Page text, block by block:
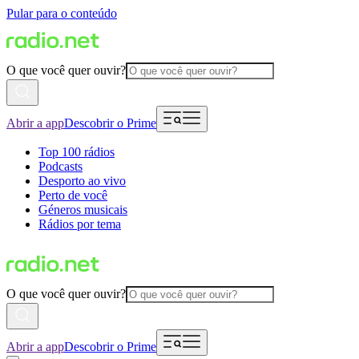
Pular para o conteúdo
O que você quer ouvir?
Abrir a appDescobrir o Prime
Top 100 rádios
Podcasts
Desporto ao vivo
Perto de você
Géneros musicais
Rádios por tema
O que você quer ouvir?
Abrir a appDescobrir o Prime